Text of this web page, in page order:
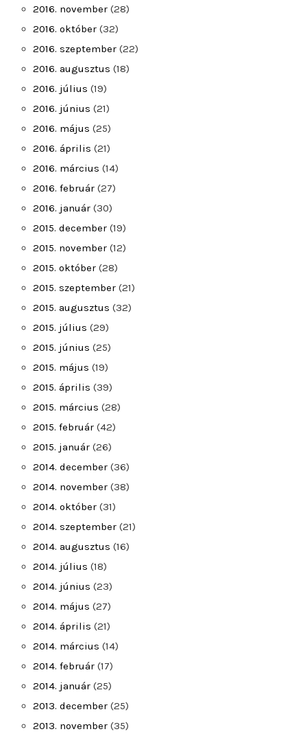
2016. november (28)
2016. október (32)
2016. szeptember (22)
2016. augusztus (18)
2016. július (19)
2016. június (21)
2016. május (25)
2016. április (21)
2016. március (14)
2016. február (27)
2016. január (30)
2015. december (19)
2015. november (12)
2015. október (28)
2015. szeptember (21)
2015. augusztus (32)
2015. július (29)
2015. június (25)
2015. május (19)
2015. április (39)
2015. március (28)
2015. február (42)
2015. január (26)
2014. december (36)
2014. november (38)
2014. október (31)
2014. szeptember (21)
2014. augusztus (16)
2014. július (18)
2014. június (23)
2014. május (27)
2014. április (21)
2014. március (14)
2014. február (17)
2014. január (25)
2013. december (25)
2013. november (35)